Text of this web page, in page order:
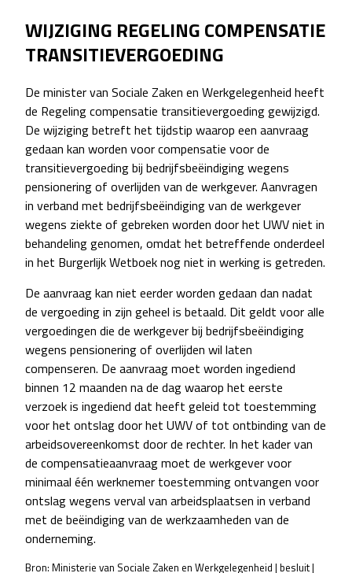
WIJZIGING REGELING COMPENSATIE
TRANSITIEVERGOEDING
De minister van Sociale Zaken en Werkgelegenheid heeft
de Regeling compensatie transitievergoeding gewijzigd.
De wijziging betreft het tijdstip waarop een aanvraag
gedaan kan worden voor compensatie voor de
transitievergoeding bij bedrijfsbeëindiging wegens
pensionering of overlijden van de werkgever. Aanvragen
in verband met bedrijfsbeëindiging van de werkgever
wegens ziekte of gebreken worden door het UWV niet in
behandeling genomen, omdat het betreffende onderdeel
in het Burgerlijk Wetboek nog niet in werking is getreden.
De aanvraag kan niet eerder worden gedaan dan nadat
de vergoeding in zijn geheel is betaald. Dit geldt voor alle
vergoedingen die de werkgever bij bedrijfsbeëindiging
wegens pensionering of overlijden wil laten
compenseren. De aanvraag moet worden ingediend
binnen 12 maanden na de dag waarop het eerste
verzoek is ingediend dat heeft geleid tot toestemming
voor het ontslag door het UWV of tot ontbinding van de
arbeidsovereenkomst door de rechter. In het kader van
de compensatieaanvraag moet de werkgever voor
minimaal één werknemer toestemming ontvangen voor
ontslag wegens verval van arbeidsplaatsen in verband
met de beëindiging van de werkzaamheden van de
onderneming.
Bron: Ministerie van Sociale Zaken en Werkgelegenheid | besluit |